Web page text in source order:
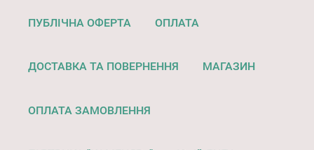
ПУБЛІЧНА ОФЕРТА ОПЛАТА
ДОСТАВКА ТА ПОВЕРНЕННЯ МАГАЗИН
ОПЛАТА ЗАМОВЛЕННЯ